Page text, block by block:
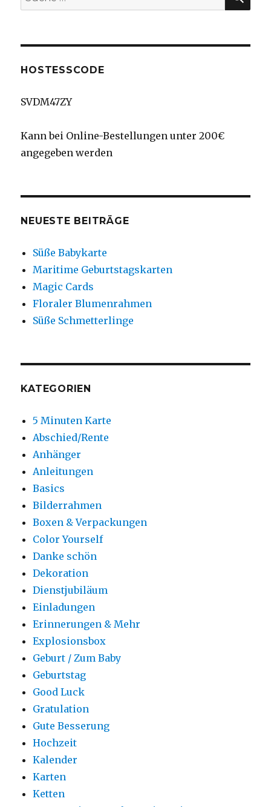
nach:
HOSTESSCODE
SVDM47ZY
Kann bei Online-Bestellungen unter 200€
angegeben werden
NEUESTE BEITRÄGE
Süße Babykarte
Maritime Geburtstagskarten
Magic Cards
Floraler Blumenrahmen
Süße Schmetterlinge
KATEGORIEN
5 Minuten Karte
Abschied/Rente
Anhänger
Anleitungen
Basics
Bilderrahmen
Boxen & Verpackungen
Color Yourself
Danke schön
Dekoration
Dienstjubiläum
Einladungen
Erinnerungen & Mehr
Explosionsbox
Geburt / Zum Baby
Geburtstag
Good Luck
Gratulation
Gute Besserung
Hochzeit
Kalender
Karten
Ketten